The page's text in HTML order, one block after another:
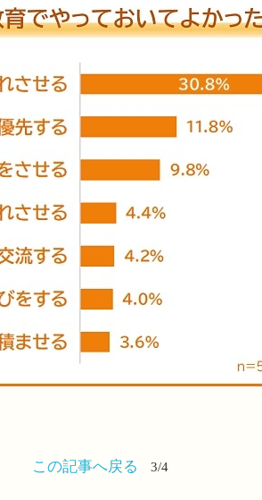
この記事へ戻る 3/4